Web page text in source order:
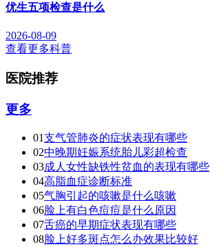
优生五项检查是什么
2026-08-09
查看更多科普
医院推荐
更多
01支气管肺炎的症状表现有哪些
02中晚期妊娠系统胎儿彩超检查
03成人女性缺铁性贫血的表现有哪些
04高脂血症诊断标准
05气胸引起的咳嗽是什么咳嗽
06脸上有白色痘痘是什么原因
07舌癌的早期症状表现有哪些
08脸上好多斑点怎么办效果比较好